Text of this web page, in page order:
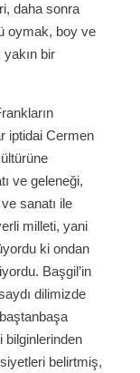
daha sonra
oymak, boy ve
yakın bir
iptidai Cermen
ve geleneği,
sanatı ile
milleti, yani
ki ondan
Başgil’in
dilimizde
bilginlerinden
belirtmiş,